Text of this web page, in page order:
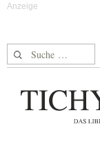
Suche nach: